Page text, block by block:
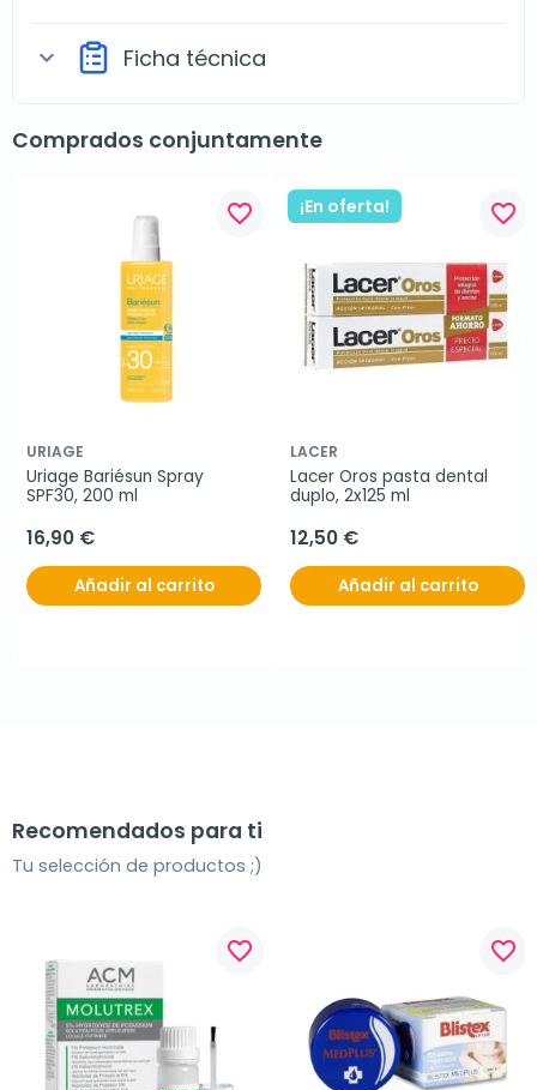
expand_more Ficha técnica
Comprados conjuntamente
favorite_border
URIAGE
Uriage Bariésun Spray
SPF30, 200 ml
16,90 €
Añadir al carrito
¡En oferta! favorite_border
LACER
Lacer Oros pasta dental
duplo, 2x125 ml
12,50 €
Añadir al carrito
Recomendados para ti
Tu selección de productos ;)
favorite_border favorite_border